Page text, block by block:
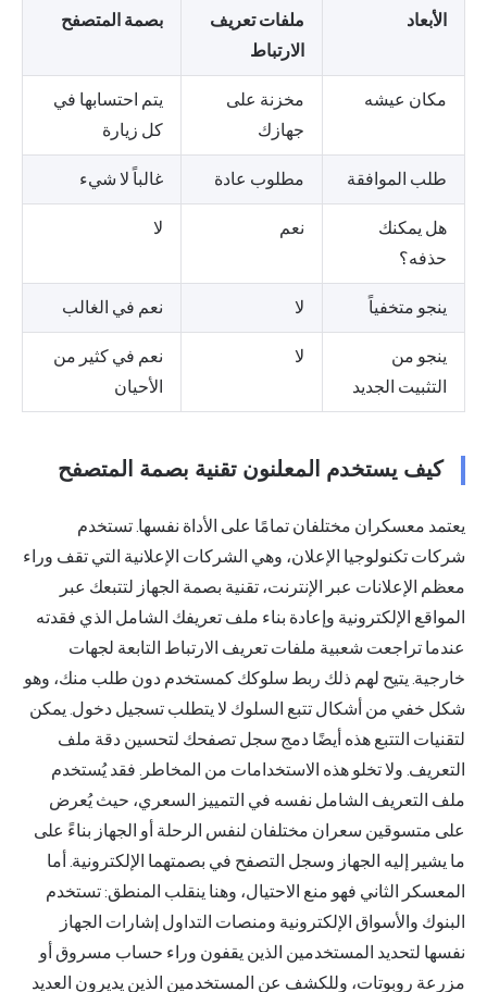
الأبعاد
ملفات تعريف
الارتباط
بصمة المتصفح
مكان عيشه
مخزنة على
جهازك
يتم احتسابها في
كل زيارة
طلب الموافقة مطلوب عادة غالباً لا شيء
هل يمكنك
حذفه؟
نعم لا
ينجو متخفياً لا نعم في الغالب
ينجو من
التثبيت الجديد
لا
نعم في كثير من
الأحيان
كيف يستخدم المعلنون تقنية بصمة المتصفح
يعتمد معسكران مختلفان تمامًا على الأداة نفسها. تستخدم
شركات تكنولوجيا الإعلان، وهي الشركات الإعلانية التي تقف وراء
معظم الإعلانات عبر الإنترنت، تقنية بصمة الجهاز لتتبعك عبر
المواقع الإلكترونية وإعادة بناء ملف تعريفك الشامل الذي فقدته
عندما تراجعت شعبية ملفات تعريف الارتباط التابعة لجهات
خارجية. يتيح لهم ذلك ربط سلوكك كمستخدم دون طلب منك، وهو
شكل خفي من أشكال تتبع السلوك لا يتطلب تسجيل دخول. يمكن
لتقنيات التتبع هذه أيضًا دمج سجل تصفحك لتحسين دقة ملف
التعريف. ولا تخلو هذه الاستخدامات من المخاطر. فقد يُستخدم
ملف التعريف الشامل نفسه في التمييز السعري، حيث يُعرض
على متسوقين سعران مختلفان لنفس الرحلة أو الجهاز بناءً على
ما يشير إليه الجهاز وسجل التصفح في بصمتهما الإلكترونية. أما
المعسكر الثاني فهو منع الاحتيال، وهنا ينقلب المنطق: تستخدم
البنوك والأسواق الإلكترونية ومنصات التداول إشارات الجهاز
نفسها لتحديد المستخدمين الذين يقفون وراء حساب مسروق أو
مزرعة روبوتات، وللكشف عن المستخدمين الذين يديرون العديد